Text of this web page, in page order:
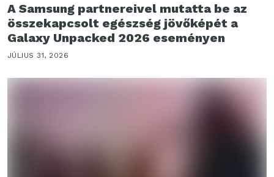
A Samsung partnereivel mutatta be az
összekapcsolt egészség jövőképét a
Galaxy Unpacked 2026 eseményen
JÚLIUS 31, 2026